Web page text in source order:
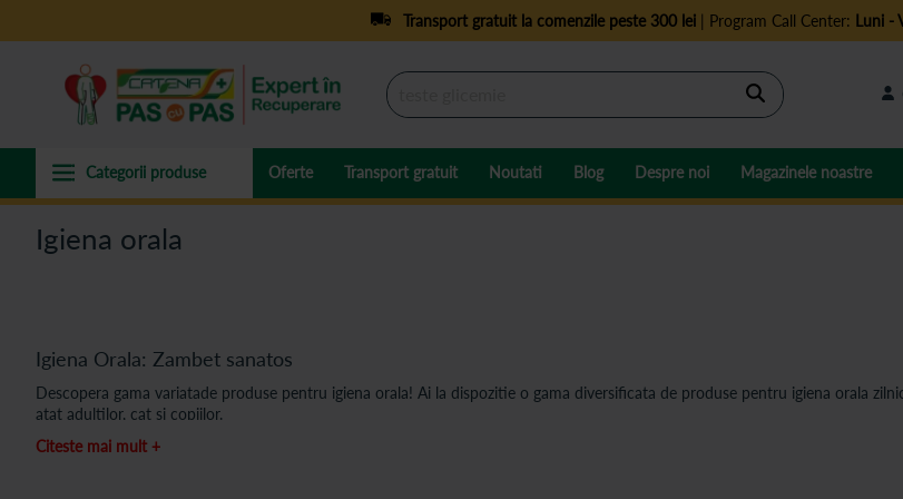
Transport gratuit la comenzile peste 300 lei| Program Call Center: Luni -
Cautare
Oferte Transport gratuit Noutati Blog Despre noi Magazinele noastre
Igiena orala
Igiena Orala: Zambet sanatos
Descopera gama variatade produse pentru igiena orala! Ai la dispozitie o gama diversificata de produse pentru igiena orala
atat adultilor, cat si copiilor.
Citeste mai mult +